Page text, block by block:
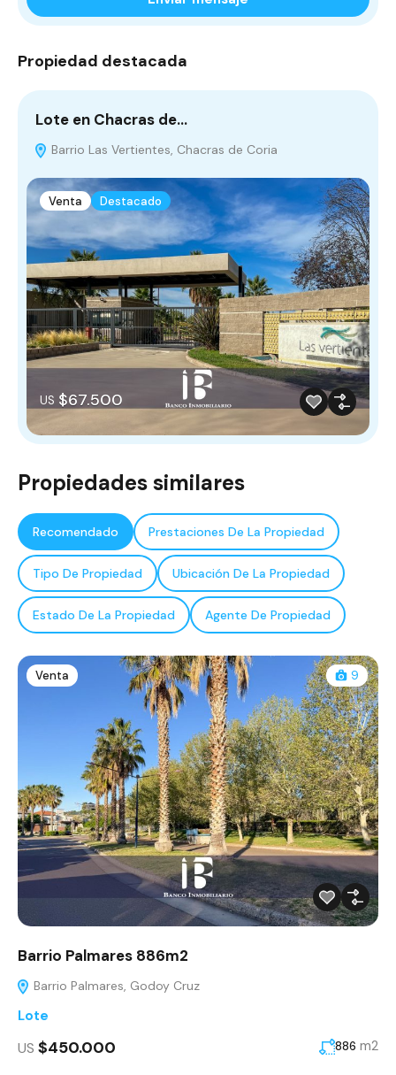
Propiedad destacada
Lote en Chacras de…
Barrio Las Vertientes, Chacras de Coria
Venta Destacado
US $67.500
Propiedades similares
Recomendado Prestaciones De La Propiedad
Tipo De Propiedad Ubicación De La Propiedad
Estado De La Propiedad Agente De Propiedad
Venta 9
Barrio Palmares 886m2
Barrio Palmares, Godoy Cruz
Lote
US $450.000 886 m2